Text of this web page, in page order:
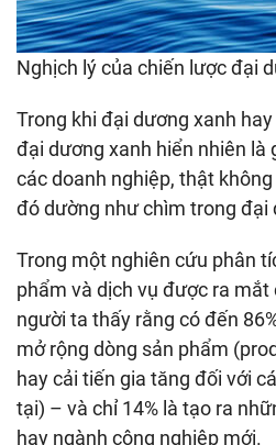
Nghịch lý của chiến lược đại
Trong khi đại dương xanh
đại dương xanh hiển nhiên là
các doanh nghiệp, thật
đó dường như chìm trong đại
Trong một nghiên cứu phân
phẩm và dịch vụ được ra mắt
người ta thấy rằng có đến
mở rộng dòng sản phẩm
hay cải tiến gia tăng đối với
tại) – và chỉ 14% là tạo ra
hay ngành công nghiệp mới.